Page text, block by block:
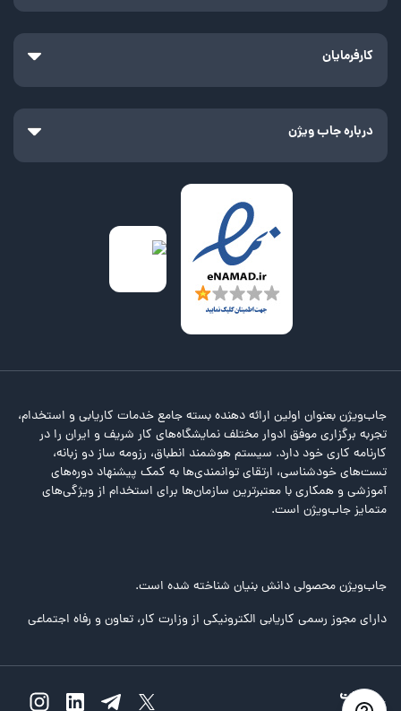
کارفرمایان
درباره جاب ویژن
جاب‌ویژن بعنوان اولین ارائه دهنده بسته جامع خدمات کاریابی و استخدام،
تجربه برگزاری موفق ادوار مختلف نمایشگاه‌های کار شریف و ایران را در
کارنامه کاری خود دارد. سیستم هوشمند انطباق، رزومه ساز دو زبانه،
تست‌های خودشناسی، ارتقای توانمندی‌ها به کمک پیشنهاد دوره‌های
آموزشی و همکاری با معتبرترین سازمان‌ها برای استخدام از ویژگی‌های
متمایز جاب‌ویژن است.
جاب‌ویژن محصولی دانش بنیان شناخته شده است.
دارای مجوز رسمی کاریابی الکترونیکی از وزارت کار، تعاون و رفاه اجتماعی